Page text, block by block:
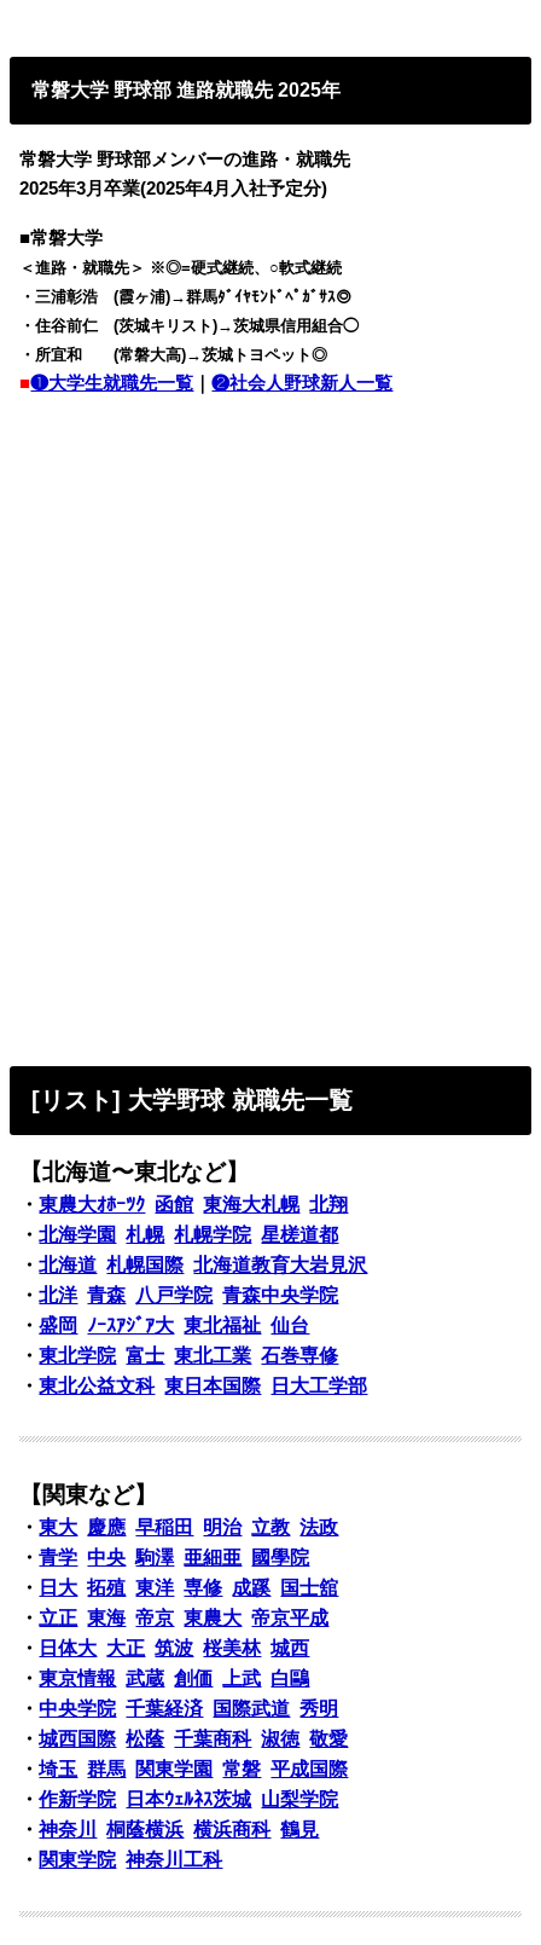
常磐大学 野球部 進路就職先 2025年
常磐大学 野球部メンバーの進路・就職先
2025年3月卒業(2025年4月入社予定分)
■常磐大学
＜進路・就職先＞ ※◎=硬式継続、○軟式継続
・三浦彰浩 (霞ヶ浦)→群馬ﾀﾞｲﾔﾓﾝﾄﾞﾍﾟｶﾞｻｽ◎
・住谷前仁 (茨城キリスト)→茨城県信用組合◯
・所宜和 (常磐大高)→茨城トヨペット◎
■❶大学生就職先一覧 ｜❷社会人野球新人一覧
[リスト] 大学野球 就職先一覧
【北海道〜東北など】
・東農大ｵﾎｰﾂｸ 函館 東海大札幌 北翔
・北海学園 札幌 札幌学院 星槎道都
・北海道 札幌国際 北海道教育大岩見沢
・北洋 青森 八戸学院 青森中央学院
・盛岡 ﾉｰｽｱｼﾞｱ大 東北福祉 仙台
・東北学院 富士 東北工業 石巻専修
・東北公益文科 東日本国際 日大工学部
【関東など】
・東大 慶應 早稲田 明治 立教 法政
・青学 中央 駒澤 亜細亜
國學院
・ 日大 拓殖 東洋 専修 成蹊
国士舘
・ 立正 東海 帝京 東農大 帝京平成
・ 日体大 大正 筑波 桜美林 城西
・東京情報 武蔵 創価 上武 白鷗
・中央学院 千葉経済 国際武道 秀明
・城西国際 松蔭 千葉商科 淑徳 敬愛
・埼玉 群馬 関東学園 常磐 平成国際
・作新学院 日本ｳｪﾙﾈｽ茨城 山梨学院
・神奈川 桐蔭横浜 横浜商科 鶴見
・ 関東学院 神奈川工科